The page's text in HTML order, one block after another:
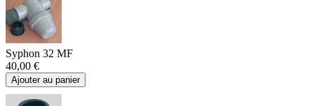
Syphon 32 MF
40,00 €
Ajouter au panier